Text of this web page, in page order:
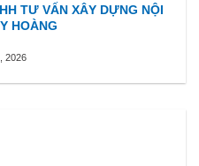
TƯ VẤN XÂY DỰNG NỘI
HOÀNG
2026